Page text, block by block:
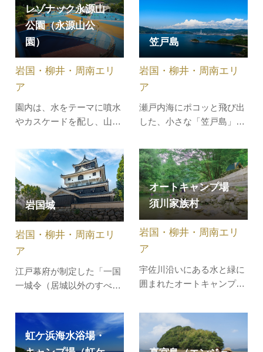
が非常に穏やかで透明度抜
群、静かなプライベートビ
ーチ感が味わえる隠れスポ
ットです。また、瀬戸内海
しい夕日を…
潮風を感じながら海上散歩
ができます。また、ひらめ
の供養塔や釣りなどが楽し
める海に突き出した突堤が
あります。西日本有数の夕
日の名所と言われ…
レゾナック永源山
公園（永源山公
園）
園内は、水をテーマに噴水
やカスケードを配し、山頂
「ゆめ風車」があります。
年間を通じて楽しんでいた
だけるよう、四季折々の
様々な花木を園内に植栽し
ています。特に春には、桜
やつつじ、チューリップが
見ごろを迎えます。4月下
旬から5月上…
岩国・柳井・周南エリ
ア
笠戸島
瀬戸内海にポコッと飛び出
した、小さな「笠戸島」。
富み、大小無数の奇岩が点
在する海と緑が美しい島で
す。島の周囲は約30km
と、自転車でも3時間ほど
で回れます。宿泊施設やハ
イキングコース、キャンプ
場やバーベキュー施設（家
族旅行村）、…
岩国・柳井・周南エリ
ア
岩国城
江戸幕府が制定した「一国
一城令（居城以外のすべて
により取り壊され、現在の
白壁の美しい造りに再建さ
れた天守閣。山頂に立つ城
岩国・柳井・周南エリ
ア
オートキャンプ場
須川家族村
宇佐川沿いにある水と緑に
囲まれたオートキャンプ場
の方は、清流宇佐川で泳い
だりなど多様な川遊びがで
きます。事前に予約をする
岩国・柳井・周南エリ
ア
虹ケ浜海水浴場・